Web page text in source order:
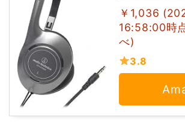
￥1,036
16:58:00時
べ)
3.8